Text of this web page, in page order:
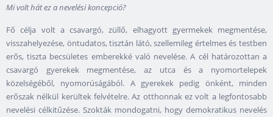
Mi volt hát ez a nevelési koncepció?
Fő célja volt a csavargó, züllő, elhagyott gyermekek megmentése,
visszahelyezése, öntudatos, tisztán látó, szellemileg értelmes és testben
erős, tiszta becsületes emberekké való nevelése. A cél határozottan a
csavargó gyerekek megmentése, az utca és a nyomortelepek
közelségéből, nyomorúságából. A gyerekek pedig önként, minden
erőszak nélkül kerültek felvételre. Az otthonnak ez volt a legfontosabb
nevelési célkitűzése. Szokták mondogatni, hogy demokratikus nevelés